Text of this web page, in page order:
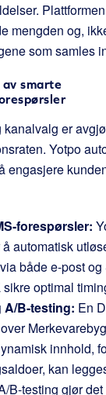
mengden og,
som samles
smarte
er
Yotpo
engasjere
forespørsler:
automatisk
både e-post
optimal
B-testing: En
innhold,
kan
B-testing gjør